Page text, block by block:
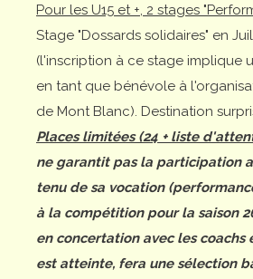
Pour les U15 et +, 2 stages
Stage "Dossards solidaires" en
(l'inscription à ce stage implique
en tant que bénévole à
de Mont Blanc). Destination
Places limitées (24 + liste
ne garantit pas la participation
tenu de sa vocation
à la compétition pour la saison
en concertation avec les coachs
est atteinte, fera une sélection